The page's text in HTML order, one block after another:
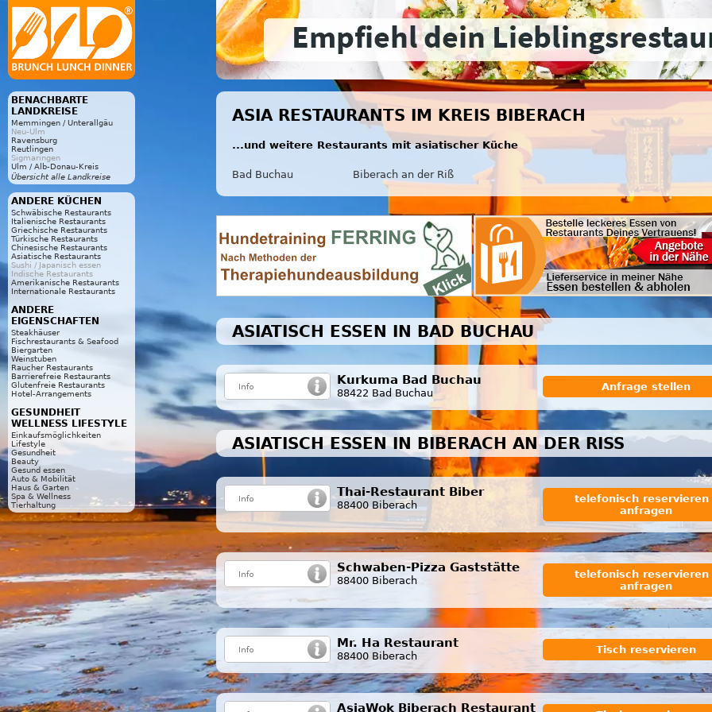
BENACHBARTE
LANDKREISE
Memmingen / Unterallgäu
Neu-Ulm
Ravensburg
Reutlingen
Sigmaringen
Ulm / Alb-Donau-Kreis
Übersicht alle Landkreise
ANDERE KÜCHEN
Schwäbische Restaurants
Italienische Restaurants
Griechische Restaurants
Türkische Restaurants
Chinesische Restaurants
Asiatische Restaurants
Sushi / Japanisch essen
Indische Restaurants
Amerikanische Restaurants
Internationale Restaurants
ANDERE
EIGENSCHAFTEN
Steakhäuser
Fischrestaurants & Seafood
Biergarten
Weinstuben
Raucher Restaurants
Barrierefreie Restaurants
Glutenfreie Restaurants
Hotel-Arrangements
GESUNDHEIT
WELLNESS LIFESTYLE
Einkaufsmöglichkeiten
Lifestyle
Gesundheit
Beauty
Gesund essen
Auto & Mobilität
Haus & Garten
Spa & Wellness
Tierhaltung
ASIA RESTAURANTS IM KREIS BIBERACH
...und weitere Restaurants mit asiatischer Küche
Bad Buchau Biberach an der Riß
ASIATISCH ESSEN IN BAD BUCHAU
Kurkuma Bad Buchau
88422 Bad Buchau
Anfrage stellen
ASIATISCH ESSEN IN BIBERACH AN DER RISS
Thai-Restaurant Biber
88400 Biberach
telefonisch reservieren
anfragen
Schwaben-Pizza Gaststätte
88400 Biberach
telefonisch reservieren
anfragen
Mr. Ha Restaurant
88400 Biberach
Tisch reservieren
AsiaWok Biberach Restaurant